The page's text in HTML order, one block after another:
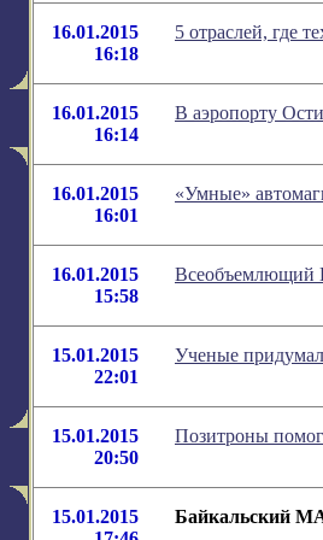
16.01.2015
16:18
5 отраслей, где
16.01.2015
16:14
В аэропорту
16.01.2015
16:01
«Умные»
16.01.2015
15:58
Всеобъемлющий
15.01.2015
22:01
Ученые
15.01.2015
20:50
Позитроны
15.01.2015
Байкальский